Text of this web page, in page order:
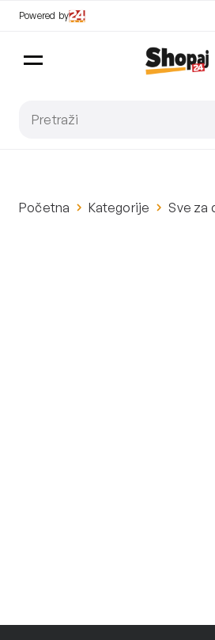
Powered by
Početna Kategorije Sve za